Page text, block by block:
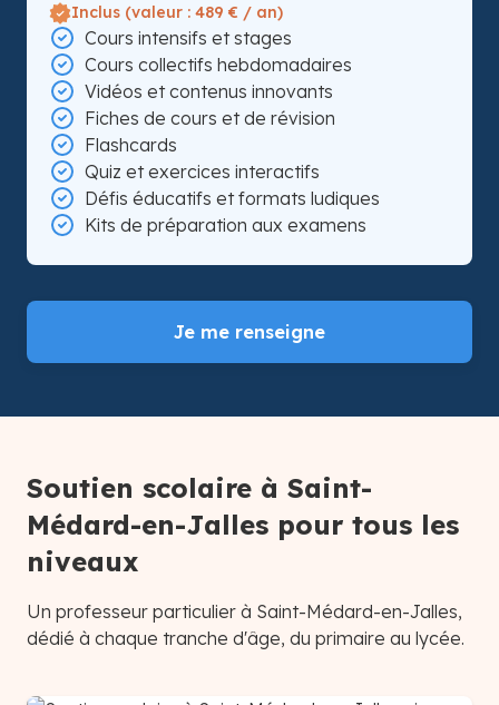
Inclus (valeur : 489 € / an)
Cours intensifs et stages
Cours collectifs hebdomadaires
Vidéos et contenus innovants
Fiches de cours et de révision
Flashcards
Quiz et exercices interactifs
Défis éducatifs et formats ludiques
Kits de préparation aux examens
Je me renseigne
Soutien scolaire à Saint-
Médard-en-Jalles pour tous les
niveaux
Un professeur particulier à Saint-Médard-en-Jalles,
dédié à chaque tranche d'âge, du primaire au lycée.